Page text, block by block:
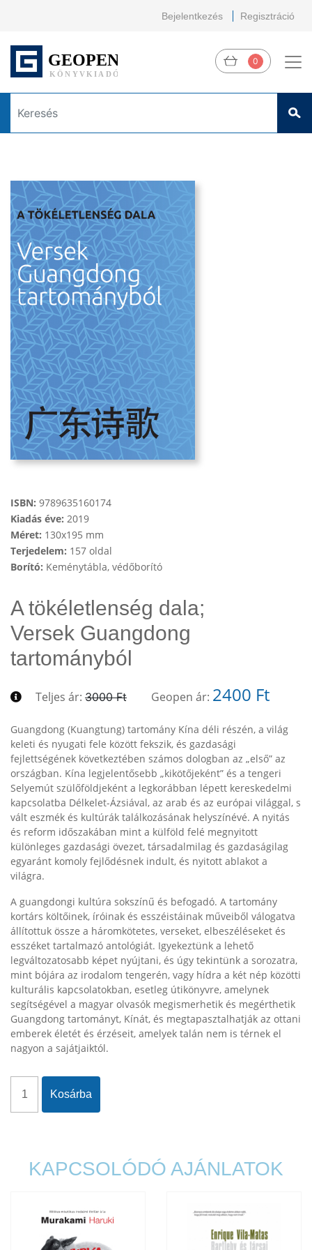
Bejelentkezés Regisztráció
0
ISBN: 9789635160174
Kiadás éve: 2019
Méret: 130x195 mm
Terjedelem: 157 oldal
Borító: Keménytábla, védőborító
A tökéletlenség dala;
Versek Guangdong
tartományból
Teljes ár: 3000 Ft Geopen ár: 2400 Ft
Guangdong (Kuangtung) tartomány Kína déli részén, a világ
keleti és nyugati fele között fekszik, és gazdasági
fejlettségének következtében számos dologban az „első” az
országban. Kína legjelentősebb „kikötőjeként” és a tengeri
Selyemút szülőföldjeként a legkorábban lépett kereskedelmi
kapcsolatba Délkelet-Ázsiával, az arab és az európai világgal, s
vált eszmék és kultúrák találkozásának helyszínévé. A nyitás
és reform időszakában mint a külföld felé megnyitott
különleges gazdasági övezet, társadalmilag és gazdaságilag
egyaránt komoly fejlődésnek indult, és nyitott ablakot a
világra.
A guangdongi kultúra sokszínű és befogadó. A tartomány
kortárs költőinek, íróinak és esszéistáinak műveiből válogatva
állítottuk össze a háromkötetes, verseket, elbeszéléseket és
esszéket tartalmazó antológiát. Igyekeztünk a lehető
legváltozatosabb képet nyújtani, és úgy tekintünk a sorozatra,
mint bójára az irodalom tengerén, vagy hídra a két nép közötti
kulturális kapcsolatokban, esetleg útikönyvre, amelynek
segítségével a magyar olvasók megismerhetik és megérthetik
Guangdong tartományt, Kínát, és megtapasztalhatják az ottani
emberek életét és érzéseit, amelyek talán nem is térnek el
nagyon a sajátjaiktól.
Kosárba
KAPCSOLÓDÓ AJÁNLATOK